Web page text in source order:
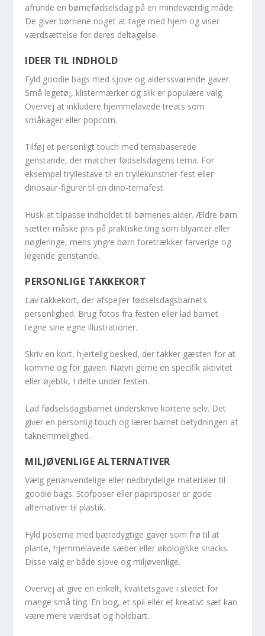
afrunde en børnefødselsdag på en mindeværdig måde.
De giver børnene noget at tage med hjem og viser
værdsættelse for deres deltagelse.
IDEER TIL INDHOLD
Fyld goodie bags med sjove og alderssvarende gaver.
Små legetøj, klistermærker og slik er populære valg.
Overvej at inkludere hjemmelavede treats som
småkager eller popcorn.
Tilføj et personligt touch med temabaserede
genstande, der matcher fødselsdagens tema. For
eksempel tryllestave til en tryllekunstner-fest eller
dinosaur-figurer til en dino-temafest.
Husk at tilpasse indholdet til børnenes alder. Ældre børn
sætter måske pris på praktiske ting som blyanter eller
nøgleringe, mens yngre børn foretrækker farverige og
legende genstande.
PERSONLIGE TAKKEKORT
Lav takkekort, der afspejler fødselsdagsbarnets
personlighed. Brug fotos fra festen eller lad barnet
tegne sine egne illustrationer.
Skriv en kort, hjertelig besked, der takker gæsten for at
komme og for gaven. Nævn gerne en specifik aktivitet
eller øjeblik, I delte under festen.
Lad fødselsdagsbarnet underskrive kortene selv. Det
giver en personlig touch og lærer barnet betydningen af
taknemmelighed.
MILJØVENLIGE ALTERNATIVER
Vælg genanvendelige eller nedbrydelige materialer til
goodie bags. Stofposer eller papirsposer er gode
alternativer til plastik.
Fyld poserne med bæredygtige gaver som frø til at
plante, hjemmelavede sæber eller økologiske snacks.
Disse valg er både sjove og miljøvenlige.
Overvej at give en enkelt, kvalitetsgave i stedet for
mange små ting. En bog, et spil eller et kreativt sæt kan
være mere værdsat og holdbart.